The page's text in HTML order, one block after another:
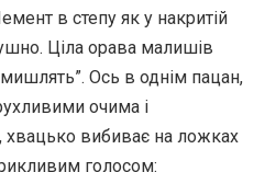
в степу як у накритій
Ціла орава малишів
Ось в однім пацан,
очима і
вибиває на ложках
голосом: